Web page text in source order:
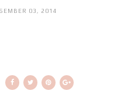
03, 2014